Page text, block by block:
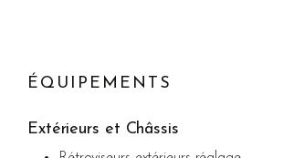
ÉQUIPEMENTS
Extérieurs et Châssis